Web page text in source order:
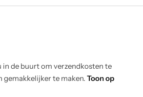
in de buurt om verzendkosten te
gemakkelijker te maken. Toon op